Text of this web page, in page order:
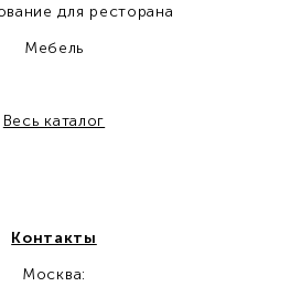
для ресторана
Мебель
Весь каталог
Контакты
Москва: